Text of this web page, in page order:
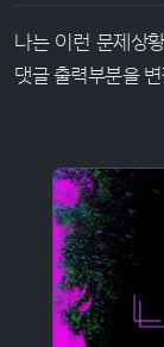
나는 이런 문제상
댓글 출력부분을